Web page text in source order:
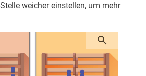
weicher einstellen, um mehr